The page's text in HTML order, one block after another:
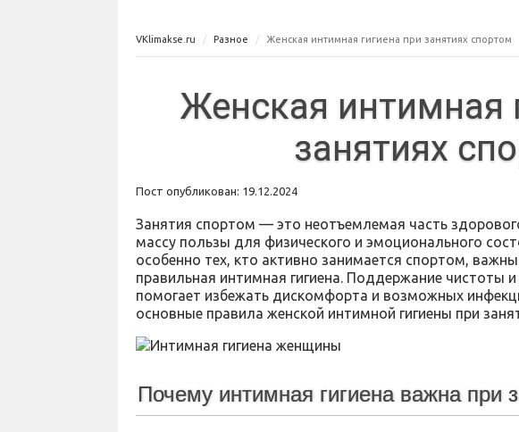
VKlimakse.ru Разное Женская интимная гигиена при занятиях спортом
Женская интимная
занятиях
Пост опубликован: 19.12.2024
Занятия спортом — это неотъемлемая часть
массу пользы для физического и эмоционального
особенно тех, кто активно занимается спортом,
правильная интимная гигиена. Поддержание чистоты
помогает избежать дискомфорта и возможных
основные правила женской интимной гигиены при
Почему интимная гигиена важна при